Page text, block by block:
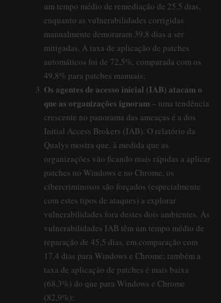
um tempo médio de remediação de 25,5 dias,
enquanto as vulnerabilidades corrigidas
manualmente demoraram 39,8 dias a ser
mitigadas. A taxa de aplicação de patches
automáticos foi de 72,5%, comparada com os
49,8% para patches manuais;
Os agentes de acesso inicial (IAB) atacam o
que as organizações ignoram – uma tendência
crescente no panorama das ameaças é a dos
Initial Access Brokers (IAB). O relatório da
Qualys mostra que, à medida que as
organizações vão ficando mais rápidas a aplicar
patches no Windows e no Chrome, os
cibercriminosos são forçados (especialmente
com estes tipos de ataques) a explorar
vulnerabilidades fora destes dois ambientes. As
vulnerabilidades IAB têm um tempo médio de
reparação de 45,5 dias, em comparação com
17,4 dias para Windows e Chrome; também a
taxa de aplicação de patches é mais baixa
(68,3%) do que para Windows e Chrome
(82,9%);